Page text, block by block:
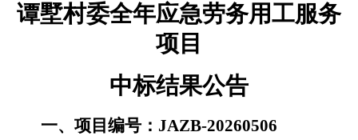
谭墅村委全年应急劳务用工服务
项目
中标结果公告
一、项目编号： JAZB-20260506